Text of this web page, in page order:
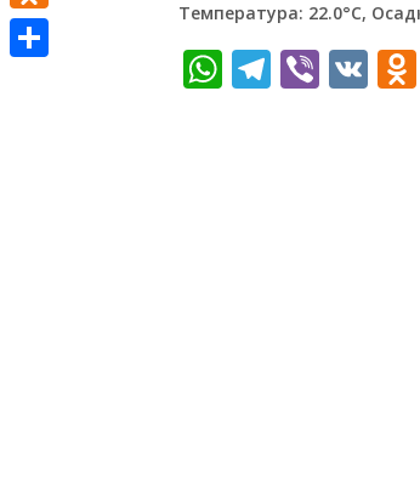
Температура: 22.0°C,
WhatsApp
Viber
VK
Odnoklassniki